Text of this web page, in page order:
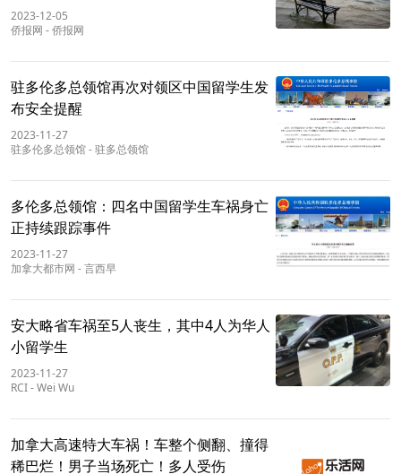
2023-12-05
侨报网 -侨报网
驻多伦多总领馆再次对领区中国留学生发
布安全提醒
2023-11-27
驻多伦多总领馆-驻多总领馆
多伦多总领馆：四名中国留学生车祸身亡
正持续跟踪事件
2023-11-27
加拿大都市网 -言西早
安大略省车祸至5人丧生，其中4人为华人
小留学生
2023-11-27
RCI-Wei Wu
加拿大高速特大车祸！车整个侧翻、撞得
稀巴烂！男子当场死亡！多人受伤